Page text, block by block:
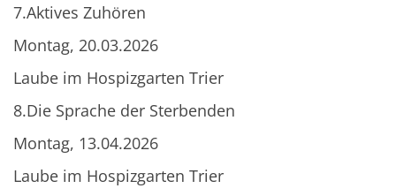
7.Aktives Zuhören
Montag, 20.03.2026
Laube im Hospizgarten Trier
8.Die Sprache der Sterbenden
Montag, 13.04.2026
Laube im Hospizgarten Trier